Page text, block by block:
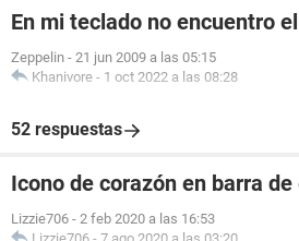
En mi teclado no encuentro
Zeppelin - 21 jun 2009 a las 05:15
Khanivore - 1 oct 2022 a las 08:28
52 respuestas
Icono de corazón en barra
Lizzie706 - 2 feb 2020 a las 16:53